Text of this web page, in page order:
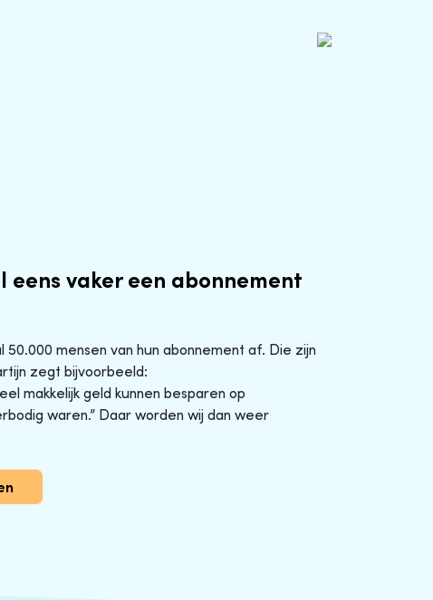
eens vaker een abonnement
mensen van hun abonnement af. Die zijn
zegt bijvoorbeeld:
makkelijk geld kunnen besparen op
waren.” Daar worden wij dan weer